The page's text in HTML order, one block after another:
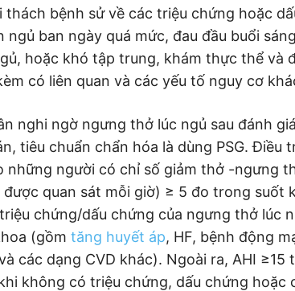
thách bệnh sử về các triệu chứng hoặc
ngủ ban ngày quá mức, đau đầu buổi
hoặc khó tập trung, khám thực thể và
có liên quan và các yếu tố nguy cơ
nghi ngờ ngưng thở lúc ngủ sau đánh
tiêu chuẩn chẩn hóa là dùng PSG. Điều
những người có chỉ số giảm thở -ngưng
được quan sát mỗi giờ) ≥ 5 đo trong suốt
chứng/dấu chứng của ngưng thở lúc
(gồm tăng huyết áp, HF, bệnh động
các dạng CVD khác). Ngoài ra, AHI
không có triệu chứng, dấu chứng hoặc